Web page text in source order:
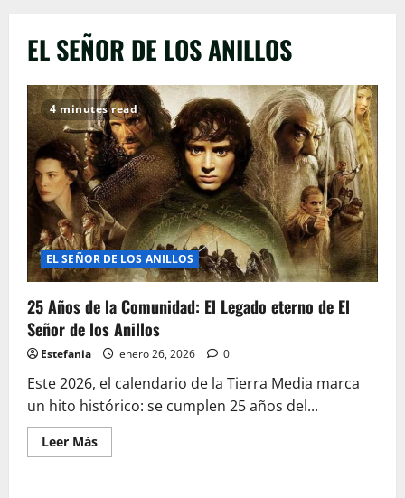
EL SEÑOR DE LOS ANILLOS
4 minutes read
EL SEÑOR DE LOS ANILLOS
25 Años de la Comunidad: El Legado eterno de El
Señor de los Anillos
Estefania enero 26, 2026 0
Este 2026, el calendario de la Tierra Media marca
un hito histórico: se cumplen 25 años del...
Leer MásLeer
más